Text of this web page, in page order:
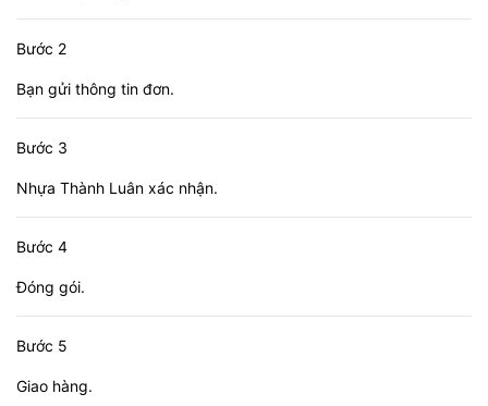
Bước 2
Bạn gửi thông tin đơn.
Bước 3
Nhựa Thành Luân xác nhận.
Bước 4
Đóng gói.
Bước 5
Giao hàng.